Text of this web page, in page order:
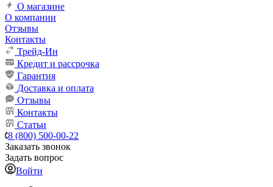
О магазине
О компании
Отзывы
Контакты
Трейд-Ин
Кредит и рассрочка
Гарантия
Доставка и оплата
Отзывы
Контакты
Статьи
8 (800) 500-00-22
Заказать звонок
Задать вопрос
Войти